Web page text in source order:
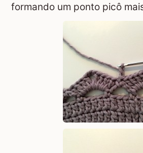
formando um ponto picô